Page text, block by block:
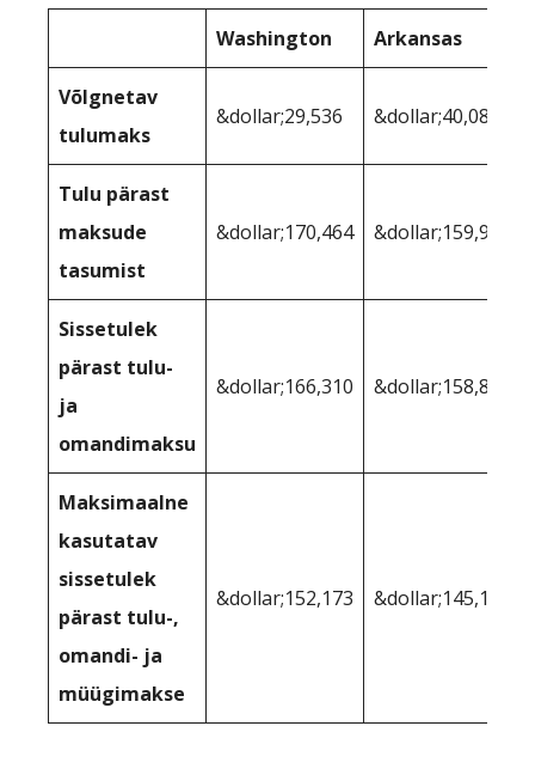
Washington Arkansas
Võlgnetav
tulumaks
&dollar;29,536 &dollar;40,080
Tulu pärast
maksude
tasumist
&dollar;170,464 &dollar;159,920
Sissetulek
pärast tulu-
ja
omandimaksu
&dollar;166,310 &dollar;158,864
Maksimaalne
kasutatav
sissetulek
pärast tulu-,
omandi- ja
müügimakse
&dollar;152,173 &dollar;145,121